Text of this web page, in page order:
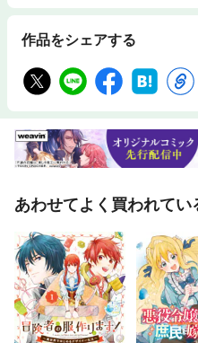
作品をシェアする
あわせてよく買われてい